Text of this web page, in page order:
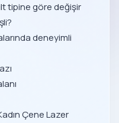
tipine göre değişir
deneyimli
Çene Lazer